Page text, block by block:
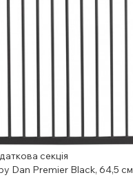
секція
Dan Premier Black, 64,5 см